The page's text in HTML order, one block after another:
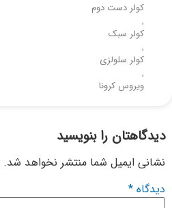
کولر دست دوم
,
کولر سبک
,
کولر سلولزی
,
ویروس کرونا
دیدگاهتان را بنویسید
نشانی ایمیل شما منتشر نخواهد شد.
دیدگاه *